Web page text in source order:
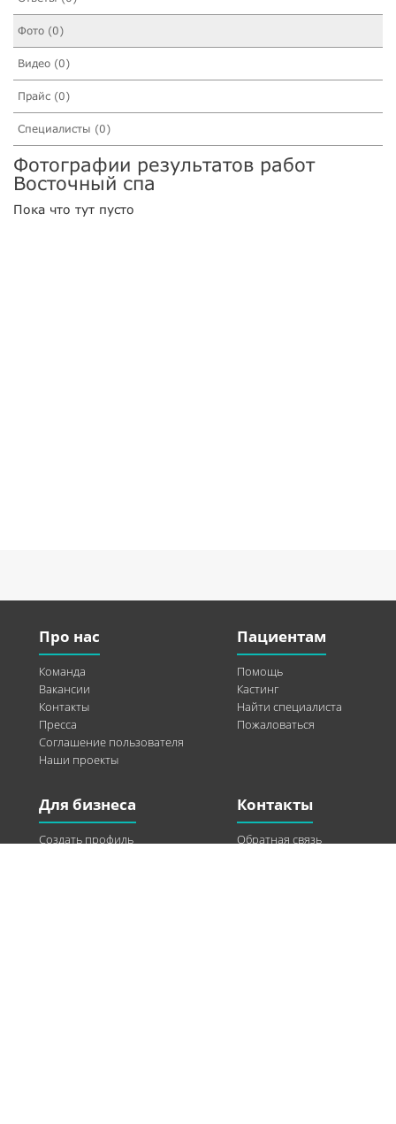
Фото (0)
Видео (0)
Прайс (0)
Специалисты (0)
Фотографии результатов работ
Восточный спа
Пока что тут пусто
Про нас
Команда
Вакансии
Контакты
Пресса
Соглашение пользователя
Наши проекты
Пациентам
Помощь
Кастинг
Найти специалиста
Пожаловаться
Для бизнеса
Создать профиль
Контакты
Обратная связь